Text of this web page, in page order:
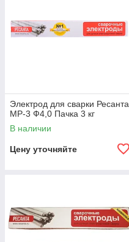
Электрод для сварки Ресанта
МР-3 Ф4,0 Пачка 3 кг
В наличии
Цену уточняйте